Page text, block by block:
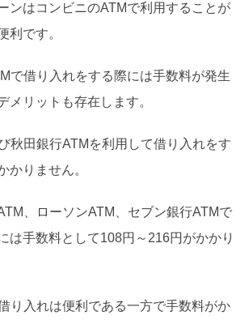
ンはコンビニのATMで利用することが
利です。
で借り入れをする際には手数料が発生
メリットも存在します。
秋田銀行ATMを利用して借り入れをす
かりません。
、ローソンATM、セブン銀行ATMで
は手数料として108円～216円がかかり
り入れは便利である一方で手数料がか